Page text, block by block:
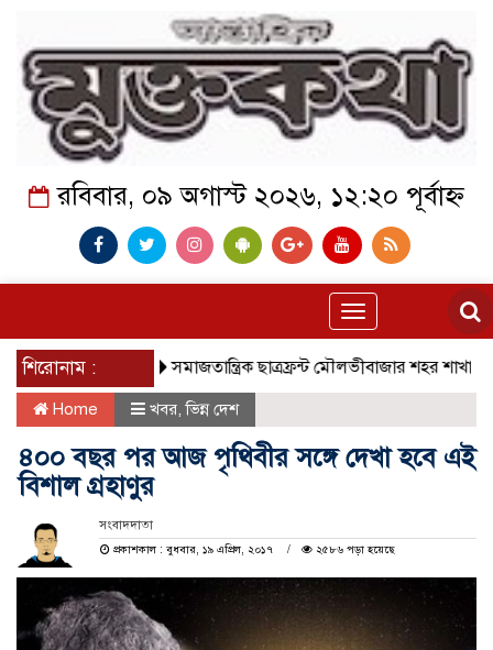
রবিবার, ০৯ অগাস্ট ২০২৬, ১২:২০ পূর্বাহ্ন
Toggle
navigation
শিরোনাম :সমাজতান্ত্রিক ছাত্রফ্রন্ট মৌলভীবাজার শহর শাখা কেমন
Home খবর,ভিন্ন দেশ
৪০০ বছর পর আজ পৃথিবীর সঙ্গে দেখা হবে এই
বিশাল গ্রহাণুর
সংবাদদাতা
প্রকাশকাল : বুধবার, ১৯ এপ্রিল, ২০১৭
২৫৮৬ পড়া হয়েছে